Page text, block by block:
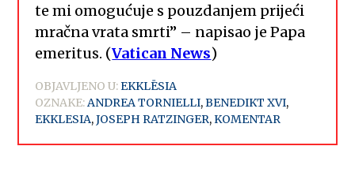
te mi omogućuje s pouzdanjem prijeći
mračna vrata smrti” – napisao je Papa
emeritus. (Vatican News)
OBJAVLJENO U:EKKLĒSIA
OZNAKE:ANDREA TORNIELLI,BENEDIKT XVI,
EKKLESIA,JOSEPH RATZINGER,KOMENTAR